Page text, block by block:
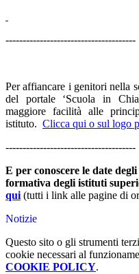
--------------------------------------
Per affiancare i genitori nella
del portale ‘Scuola in
maggiore facilità alle
istituto. Clicca qui o sul logo
--------------------------------------
E per conoscere le date
formativa degli istituti
qui (tutti i link alle pagine di
Notizie
Questo sito o gli strumenti
cookie necessari al
COOKIE POLICY.